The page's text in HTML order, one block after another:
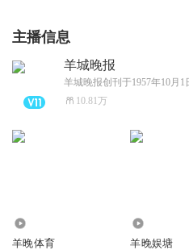
主播信息
羊城晚报
10.81万
羊晚体育 羊晚娱塘